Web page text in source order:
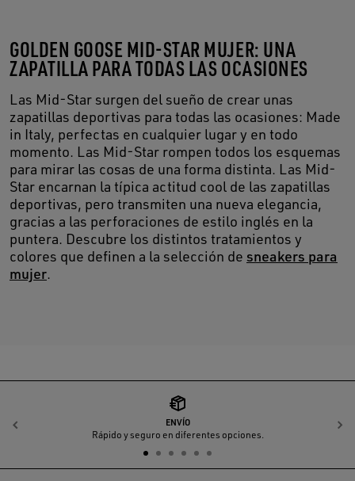
GOLDEN GOOSE MID-STAR MUJER: UNA
ZAPATILLA PARA TODAS LAS OCASIONES
Las Mid-Star surgen del sueño de crear unas
zapatillas deportivas para todas las ocasiones: Made
in Italy, perfectas en cualquier lugar y en todo
momento. Las Mid-Star rompen todos los esquemas
para mirar las cosas de una forma distinta. Las Mid-
Star encarnan la típica actitud cool de las zapatillas
deportivas, pero transmiten una nueva elegancia,
gracias a las perforaciones de estilo inglés en la
puntera. Descubre los distintos tratamientos y
colores que definen a la selección de sneakers para
mujer.
ENVÍO
Rápido y seguro en diferentes opciones.
Anterior